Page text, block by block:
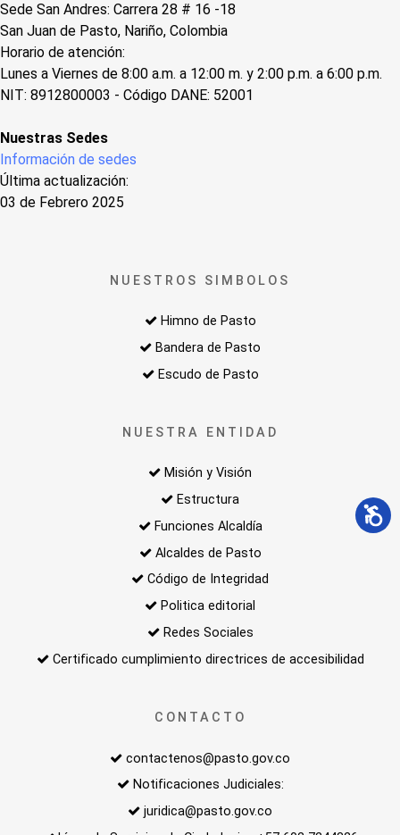
Sede San Andres: Carrera 28 # 16 -18
San Juan de Pasto, Nariño, Colombia
Horario de atención:
Lunes a Viernes de 8:00 a.m. a 12:00 m. y 2:00 p.m. a 6:00 p.m.
NIT: 8912800003 - Código DANE: 52001
Nuestras Sedes
Información de sedes
Última actualización:
03 de Febrero 2025
NUESTROS SIMBOLOS
Himno de Pasto
Bandera de Pasto
Escudo de Pasto
NUESTRA ENTIDAD
Misión y Visión
Estructura
Funciones Alcaldía
Alcaldes de Pasto
Código de Integridad
Politica editorial
Redes Sociales
Certificado cumplimiento directrices de accesibilidad
CONTACTO
contactenos@pasto.gov.co
Notificaciones Judiciales:
juridica@pasto.gov.co